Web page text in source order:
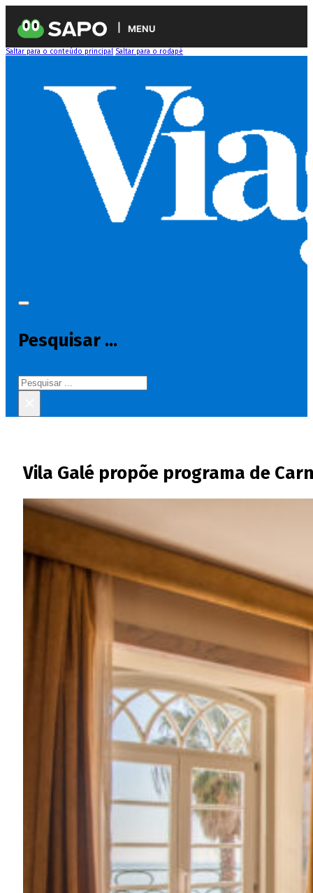
MENU
Saltar para o conteúdo principal Saltar para o rodapé
Pesquisar ...
Pesquisar
Vila Galé propõe programa de